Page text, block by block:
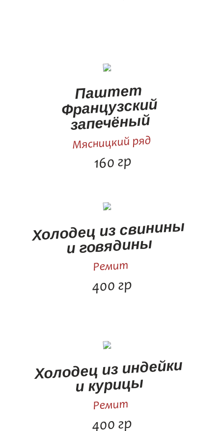
Паштет
Французский
запечёный
Мясницкий ряд
160 гр
Холодец из свинины
и говядины
Ремит
400 гр
Холодец из индейки
и курицы
Ремит
400 гр